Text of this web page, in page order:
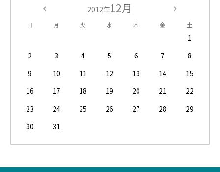
2012年12月
日 月 火 水 木 金 土
1
2
3 4 5 6 7
8
9
10 11 12 13 14
15
16
17 18 19 20 21
22
23
24 25 26 27 28
29
30
31